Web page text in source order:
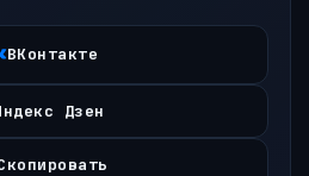
ВКонтакте
Дзен